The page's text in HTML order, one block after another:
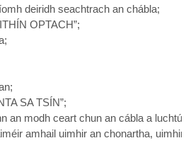
deiridh seachtrach an chábla;
OPTACH”;
SA TSÍN”;
an modh ceart chun an cábla a luchtú,
amhail uimhir an chonartha, uimhir